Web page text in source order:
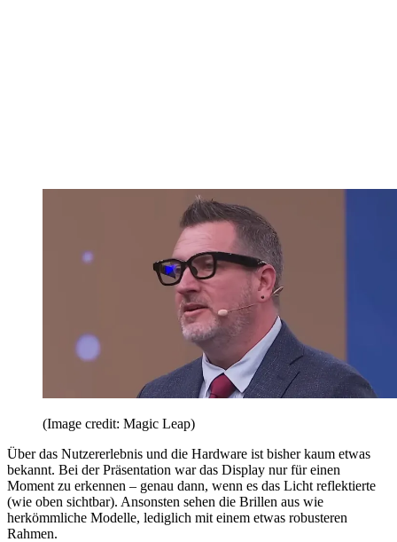
(Image credit: Magic Leap)
Über das Nutzererlebnis und die Hardware ist bisher kaum etwas
bekannt. Bei der Präsentation war das Display nur für einen
Moment zu erkennen – genau dann, wenn es das Licht reflektierte
(wie oben sichtbar). Ansonsten sehen die Brillen aus wie
herkömmliche Modelle, lediglich mit einem etwas robusteren
Rahmen.